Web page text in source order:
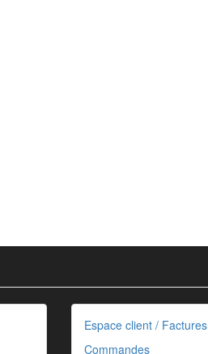
Espace client / Factures
Commandes